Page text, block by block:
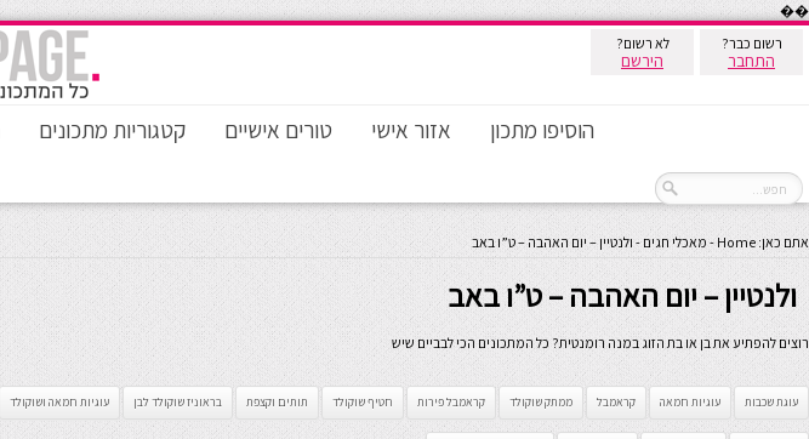
��
רשום כבר?
התחבר
לא רשום?
הירשם
הוסיפו מתכון אזור אישי טורים אישיים קטגוריות מתכונים
אתם כאן: Home
- מאכלי חגים- ולנטיין – יום האהבה – ט”ו באב
ולנטיין – יום האהבה – ט”ו באב
רוצים להפתיע את בן או בת הזוג במנה רומנטית? כל המתכונים הכי לבביים שיש
עוגת שכבות עוגיות חמאה קראמבל ממתק שוקולד קראמבל פירות חטיף שוקולד תותים וקצפת בראוניז שוקולד לבן עוגיות חמאה ושוקולד